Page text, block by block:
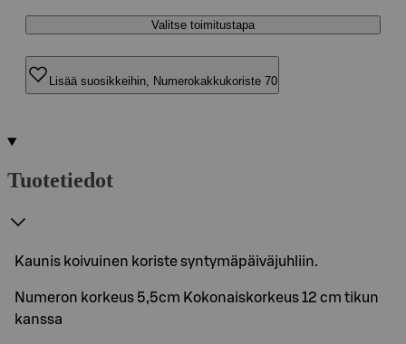
Valitse toimitustapa
Lisää suosikkeihin, Numerokakkukoriste 70
Tuotetiedot
Kaunis koivuinen koriste syntymäpäiväjuhliin.
Numeron korkeus 5,5cm Kokonaiskorkeus 12 cm tikun
kanssa